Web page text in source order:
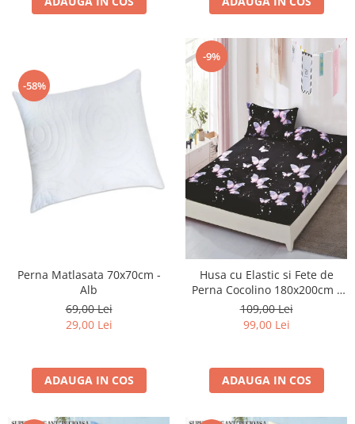
-58%
Perna Matlasata 70x70cm -
Alb
69,00 Lei
29,00 Lei
ADAUGA IN COS
-9%
Husa cu Elastic si Fete de
Perna Cocolino 180x200cm -
Fluturi Roz
109,00 Lei
99,00 Lei
ADAUGA IN COS